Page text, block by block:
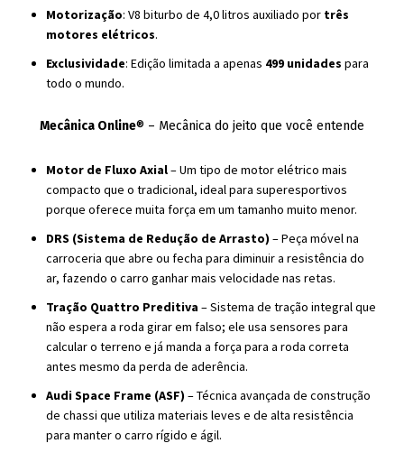
Motorização: V8 biturbo de 4,0 litros auxiliado por três
motores elétricos.
Exclusividade: Edição limitada a apenas 499 unidades para
todo o mundo.
Mecânica Online® – Mecânica do jeito que você entende
Motor de Fluxo Axial– Um tipo de motor elétrico mais
compacto que o tradicional, ideal para superesportivos
porque oferece muita força em um tamanho muito menor.
DRS (Sistema de Redução de Arrasto) – Peça móvel na
carroceria que abre ou fecha para diminuir a resistência do
ar, fazendo o carro ganhar mais velocidade nas retas.
Tração Quattro Preditiva – Sistema de tração integral que
não espera a roda girar em falso; ele usa sensores para
calcular o terreno e já manda a força para a roda correta
antes mesmo da perda de aderência.
Audi Space Frame (ASF) – Técnica avançada de construção
de chassi que utiliza materiais leves e de alta resistência
para manter o carro rígido e ágil.